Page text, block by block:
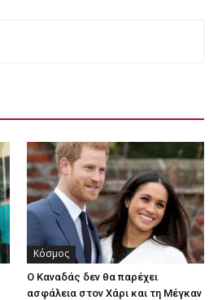
Κόσμος
Ο Καναδάς δεν θα παρέχει
ασφάλεια στον Χάρι και τη Μέγκαν